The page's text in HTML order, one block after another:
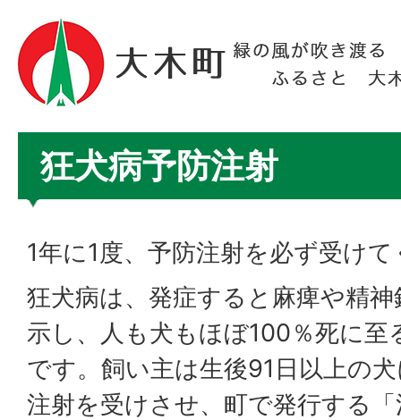
狂犬病予防注射
1年に1度、予防注射を必ず受け
狂犬病は、発症すると麻痺や精
示し、人も犬もほぼ100％死に至
です。飼い主は生後91日以上の
注射を受けさせ、町で発行する